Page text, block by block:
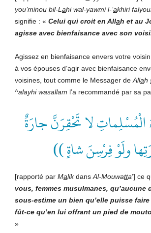
you’minou bil-L ahi wal-yawmi l-’akhiri
signifie : « Celui qui croit en Allah et au
agisse avec bienfaisance avec son
Agissez en bienfaisance envers votre
à vos épouses d’agir avec bienfaisance
voisines, tout comme le Messager de Allah
^alayhi wasallam l’a recommandé par sa
الْمُسْلِماتِ لا تَحْقِرَنَّ جارَةٌ
ولَوْ فِرْسِنَ شاةٍ ))
[rapporté par Malikdans Al-Mouwatta’] ce
vous, femmes musulmanes, qu’aucune
sous-estime un bien qu’elle puisse
fût-ce qu’en lui offrant un pied de
»